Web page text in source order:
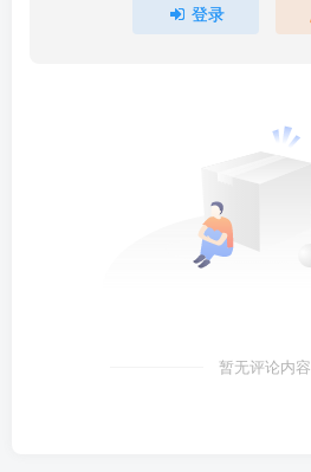
登录
暂无评论内容